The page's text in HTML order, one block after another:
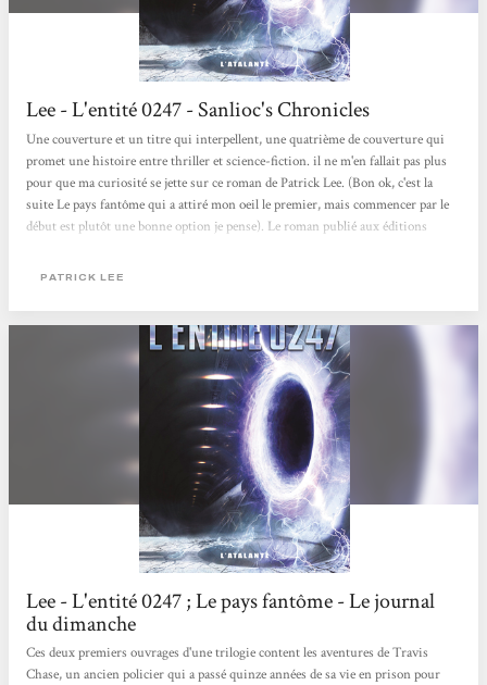
Lee - L'entité 0247 - Sanlioc's Chronicles
Une couverture et un titre qui interpellent, une quatrième de couverture qui
promet une histoire entre thriller et science-fiction. il ne m'en fallait pas plus
pour que ma curiosité se jette sur ce roman de Patrick Lee. (Bon ok, c'est la
suite Le pays fantôme qui a attiré mon oeil le premier, mais commencer par le
début est plutôt une bonne option je pense). Le roman publié aux éditions
taulard dont son histoire est tout sauf ordinaire. Rien qu'avec cette phrase de
injustement...
PATRICK LEE
Lee - L'entité 0247 ; Le pays fantôme - Le journal
du dimanche
Ces deux premiers ouvrages d'une trilogie content les aventures de Travis
Chase, un ancien policier qui a passé quinze années de sa vie en prison pour